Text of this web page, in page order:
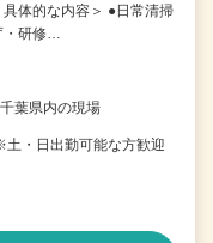
体的な内容＞ ●日常清掃
研修…
葉県内の現場
・日出勤可能な方歓迎